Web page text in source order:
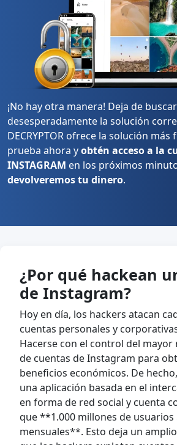
¡No hay otra manera! Deja de buscar
desesperadamente la solución
DECRYPTOR ofrece la solución más
prueba ahora yobtén acceso a la
INSTAGRAM en los próximos
devolveremos tu dinero.
¿Por qué hackean
de Instagram?
Hoy en día, los hackers atacan
cuentas personales y
Hacerse con el control del
de cuentas de Instagram para
beneficios económicos. De
una aplicación basada en el
en forma de red social y cuenta
que **1.000 millones de usuarios
mensuales**. Esto deja un